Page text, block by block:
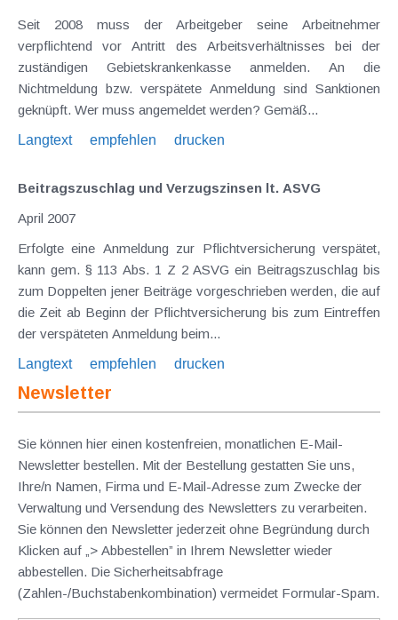
Seit 2008 muss der Arbeitgeber seine Arbeitnehmer
verpflichtend vor Antritt des Arbeitsverhältnisses bei der
zuständigen Gebietskrankenkasse anmelden. An die
Nichtmeldung bzw. verspätete Anmeldung sind Sanktionen
geknüpft. Wer muss angemeldet werden? Gemäß...
Langtext
empfehlen drucken
Beitragszuschlag und Verzugszinsen lt. ASVG
April 2007
Erfolgte eine Anmeldung zur Pflichtversicherung verspätet,
kann gem. § 113 Abs. 1 Z 2 ASVG ein Beitragszuschlag bis
zum Doppelten jener Beiträge vorgeschrieben werden, die auf
die Zeit ab Beginn der Pflichtversicherung bis zum Eintreffen
der verspäteten Anmeldung beim...
Langtext
empfehlen drucken
Newsletter
Sie können hier einen kostenfreien, monatlichen E-Mail-
Newsletter bestellen. Mit der Bestellung gestatten Sie uns,
Ihre/n Namen, Firma und E-Mail-Adresse zum Zwecke der
Verwaltung und Versendung des Newsletters zu verarbeiten.
Sie können den Newsletter jederzeit ohne Begründung durch
Klicken auf „> Abbestellen” in Ihrem Newsletter wieder
abbestellen. Die Sicherheitsabfrage
(Zahlen-/Buchstabenkombination) vermeidet Formular-Spam.